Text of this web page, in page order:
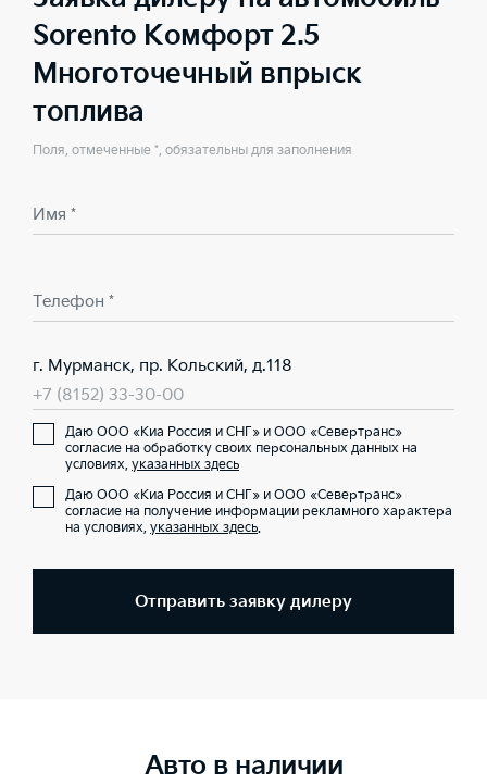
Sorento Комфорт 2.5
Многоточечный впрыск
топлива
Поля, отмеченные *, обязательны для заполнения
Имя *
Телефон *
г. Мурманск, пр. Кольский, д.118
+7 (8152) 33-30-00
Даю ООО «Киа Россия и СНГ» и ООО «Севертранс»
согласие на обработку своих персональных данных на
условиях, указанных здесь
Даю ООО «Киа Россия и СНГ» и ООО «Севертранс»
согласие на получение информации рекламного характера
на условиях, указанных здесь.
Отправить заявку дилеру
Авто в наличии